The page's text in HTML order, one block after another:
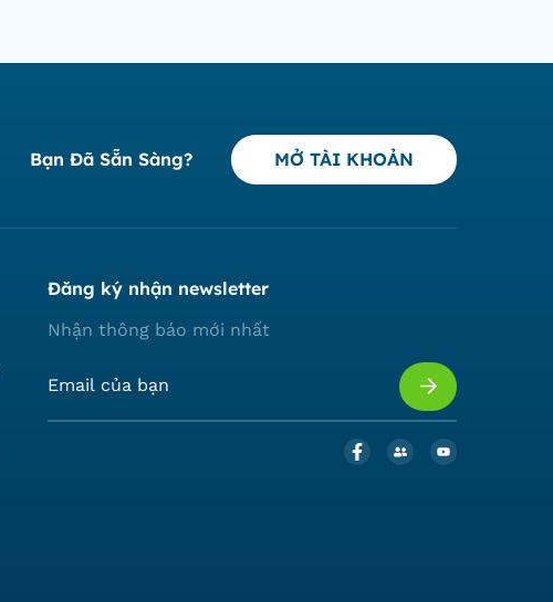
Bạn Đã Sẵn Sàng? MỞ TÀI KHOẢN
Đăng ký nhận newsletter
Nhận thông báo mới nhất